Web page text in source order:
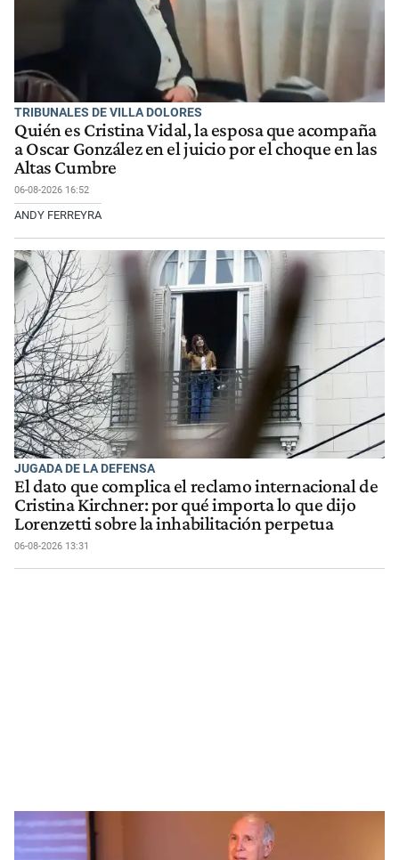
TRIBUNALES DE VILLA DOLORES
Quién es Cristina Vidal, la esposa que acompaña
a Oscar González en el juicio por el choque en las
Altas Cumbre
06-08-2026 16:52
ANDY FERREYRA
JUGADA DE LA DEFENSA
El dato que complica el reclamo internacional de
Cristina Kirchner: por qué importa lo que dijo
Lorenzetti sobre la inhabilitación perpetua
06-08-2026 13:31